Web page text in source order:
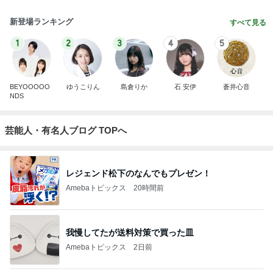
新登場ランキング すべて見る
1
BEYOOOOO
NDS
2
ゆうこりん
3
島倉りか
4
石 安伊
5
蒼井心音
芸能人・有名人ブログ TOPへ
レジェンド松下のなんでもプレゼン！
Amebaトピックス 20時間前
我慢してたが送料対策で買った皿
Amebaトピックス 2日前